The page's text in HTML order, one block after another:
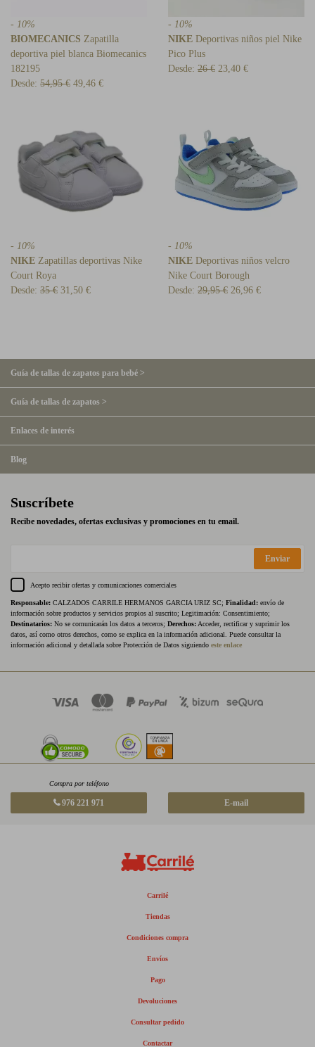
- 10%
BIOMECANICS Zapatilla
deportiva piel blanca Biomecanics
182195
Desde: 54,95 € 49,46 €
- 10%
NIKE Deportivas niños piel Nike
Pico Plus
Desde: 26 € 23,40 €
- 10%
NIKE Zapatillas deportivas Nike
Court Roya
Desde: 35 € 31,50 €
- 10%
NIKE Deportivas niños velcro
Nike Court Borough
Desde: 29,95 € 26,96 €
Guía de tallas de zapatos para bebé >
Guía de tallas de zapatos >
Enlaces de interés
Blog
Suscríbete
Recibe novedades, ofertas exclusivas y promociones en tu email.
Enviar
Acepto recibir ofertas y comunicaciones comerciales
Responsable: CALZADOS CARRILE HERMANOS GARCIA URIZ SC; Finalidad: envío de
información sobre productos y servicios propios al suscrito; Legitimación: Consentimiento;
Destinatarios: No se comunicarán los datos a terceros; Derechos: Acceder, rectificar y suprimir los
datos, así como otros derechos, como se explica en la información adicional. Puede consultar la
información adicional y detallada sobre Protección de Datos siguiendo este enlace
Compra por teléfono
976 221 971 E-mail
Carrilé
Tiendas
Condiciones compra
Envíos
Pago
Devoluciones
Consultar pedido
Contactar